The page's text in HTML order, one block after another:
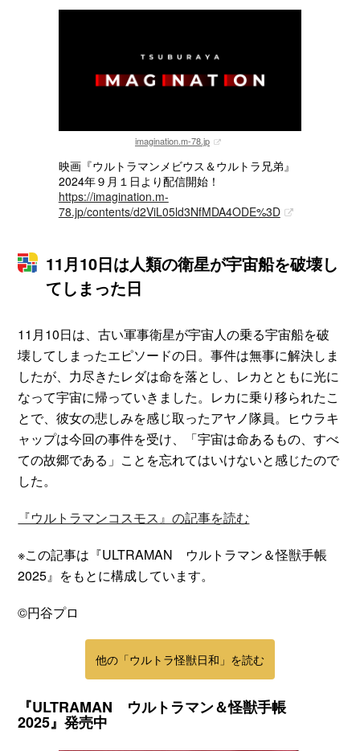
imagination.m-78.jp
映画『ウルトラマンメビウス＆ウルトラ兄弟』
2024年９月１日より配信開始！
https://imagination.m-
78.jp/contents/d2ViL05ld3NfMDA4ODE%3D
11月10日は人類の衛星が宇宙船を破壊し
てしまった日
11月10日は、古い軍事衛星が宇宙人の乗る宇宙船を破
壊してしまったエピソードの日。事件は無事に解決しま
したが、力尽きたレダは命を落とし、レカとともに光に
なって宇宙に帰っていきました。レカに乗り移られたこ
とで、彼女の悲しみを感じ取ったアヤノ隊員。ヒウラキ
ャップは今回の事件を受け、「宇宙は命あるもの、すべ
ての故郷である」ことを忘れてはいけないと感じたので
した。
『ウルトラマンコスモス』の記事を読む
※この記事は『ULTRAMAN ウルトラマン＆怪獣手帳
2025』をもとに構成しています。
©円谷プロ
他の「ウルトラ怪獣日和」を読む
『ULTRAMAN ウルトラマン＆怪獣手帳
2025』発売中